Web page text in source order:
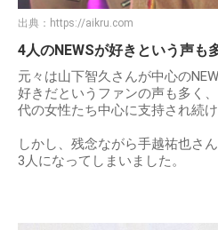
出典： https://aikru.com
4人のNEWSが好きという声も
元々は山下智久さんが中心の
好きだというファンの声も多く
代の女性たち中心に支持され続け
しかし、残念ながら手越祐也さ
3人になってしまいました。